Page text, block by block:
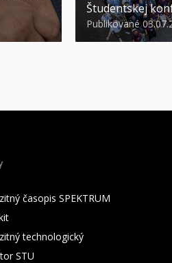
Študentskej
Publikované
časopis SPEKTRUM
technologický
STU